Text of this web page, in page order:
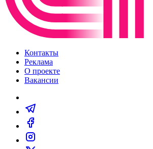
Контакты
Реклама
О проекте
Вакансии